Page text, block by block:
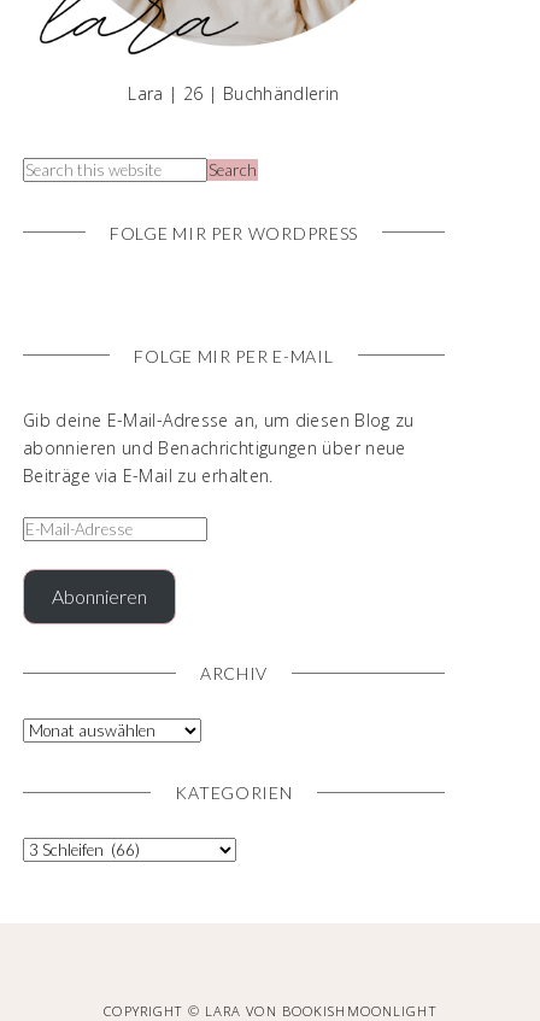
Lara | 26 | Buchhändlerin
FOLGE MIR PER WORDPRESS
FOLGE MIR PER E-MAIL
Gib deine E-Mail-Adresse an, um diesen Blog zu
abonnieren und Benachrichtigungen über neue
Beiträge via E-Mail zu erhalten.
Abonnieren
ARCHIV
KATEGORIEN
COPYRIGHT © LARA VON BOOKISHMOONLIGHT